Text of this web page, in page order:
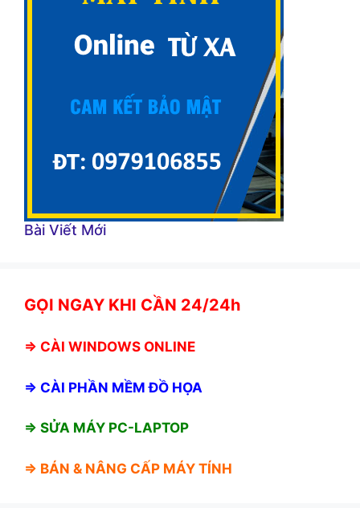
Bài Viết Mới
GỌI NGAY KHI CẦN 24/24h
⇒ CÀI WINDOWS ONLINE
⇒ CÀI PHẦN MỀM ĐỒ HỌA
⇒ SỬA MÁY PC-LAPTOP
⇒ BÁN & NÂNG CẤP MÁY TÍNH